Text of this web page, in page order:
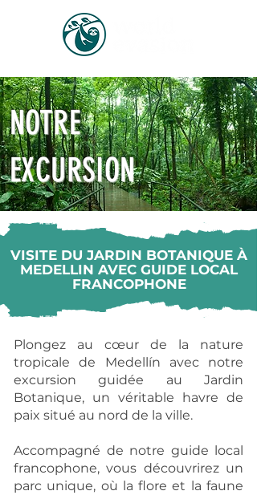
NOTRE
EXCURSION
VISITE DU JARDIN BOTANIQUE À
MEDELLIN AVEC GUIDE LOCAL
FRANCOPHONE
Plongez au cœur de la nature
tropicale de Medellín avec notre
excursion guidée au Jardin
Botanique, un véritable havre de
paix situé au nord de la ville.
Accompagné de notre guide local
francophone, vous découvrirez un
parc unique, où la flore et la faune